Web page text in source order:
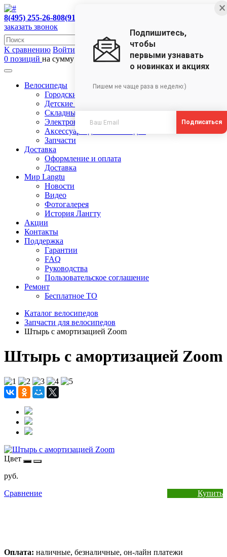
Подпишитесь,
чтобы
первыми узнавать
о новинках и акциях
Пишем не чаще раза в неделю:)
Подписаться
×
8(495) 255-26-808(910)473-35-18
заказать звонок
K сравнению Войти в ЛК
0 позиций на сумму 0 руб.
Велосипеды
Городские велосипеды
Детские велосипеды
Складные велосипеды
Электровелосипеды
Аксессуары для велосипедов
Запчасти
Доставка
Оформление и оплата
Доставка
Мир Langtu
Новости
Видео
Фотогалерея
История Лангту
Акции
Контакты
Поддержка
Гарантии
FAQ
Руководства
Пользовательское соглашение
Ремонт
Бесплатное ТО
Каталог велосипедов
Запчасти для велосипедов
Штырь с амортизацией Zoom
Штырь с амортизацией Zoom
Цвет
руб.
Купить
Сравнение
Оплата: наличные, безналичные, он-лайн платежи